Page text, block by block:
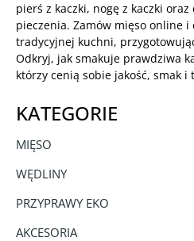
KATEGORIE
MIĘSO
WĘDLINY
PRZYPRAWY EKO
AKCESORIA
pierś z kaczki, nogę z kaczki oraz
pieczenia. Zamów mięso online i
tradycyjnej kuchni,
Odkryj, jak smakuje prawdziwa
którzy cenią sobie jakość, smak i